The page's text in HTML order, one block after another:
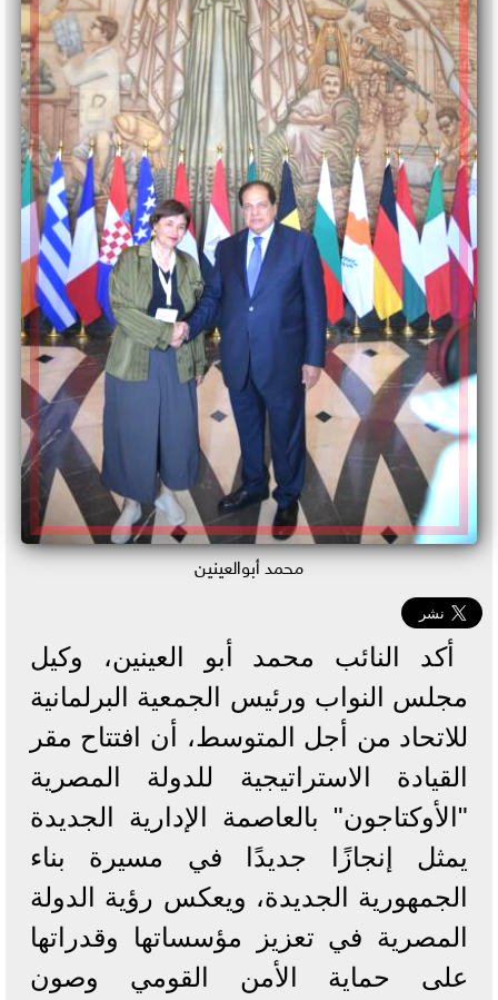
محمد أبوالعينين
أكد النائب محمد أبو العينين، وكيل
مجلس النواب ورئيس الجمعية البرلمانية
للاتحاد من أجل المتوسط، أن افتتاح مقر
القيادة الاستراتيجية للدولة المصرية
"الأوكتاجون" بالعاصمة الإدارية الجديدة
يمثل إنجازًا جديدًا في مسيرة بناء
الجمهورية الجديدة، ويعكس رؤية الدولة
المصرية في تعزيز مؤسساتها وقدراتها
على حماية الأمن القومي وصون